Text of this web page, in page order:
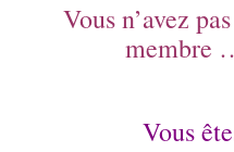
Vous n’avez
membre
Vous